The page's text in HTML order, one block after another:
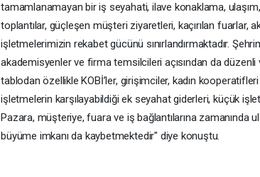
tamamlanamayan bir iş seyahati, ilave konaklama,
toplantılar, güçleşen müşteri ziyaretleri, kaçırılan fuarlar,
işletmelerimizin rekabet gücünü sınırlandırmaktadır.
akademisyenler ve firma temsilcileri açısından da
tablodan özellikle KOBİ’ler, girişimciler, kadın
işletmelerin karşılayabildiği ek seyahat giderleri, küçük
Pazara, müşteriye, fuara ve iş bağlantılarına zamanında
büyüme imkanı da kaybetmektedir" diye konuştu.